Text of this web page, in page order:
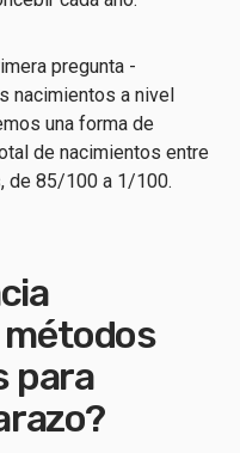
pregunta -
nacimientos a nivel
una forma de
de nacimientos entre
de 85/100 a 1/100.
métodos
para